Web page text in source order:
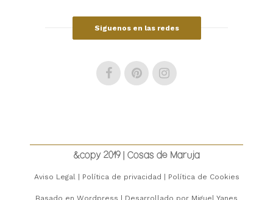
Siguenos en las redes
&copy 2019 | Cosas de Maruja
Aviso Legal | Política de privacidad | Política de Cookies
Basado en Wordpress | Desarrollado por Miguel Yanes